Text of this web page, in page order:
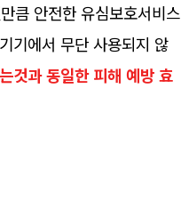
큼 안전한 유심보호서비스
기에서 무단 사용되지 않
것과 동일한 피해 예방 효